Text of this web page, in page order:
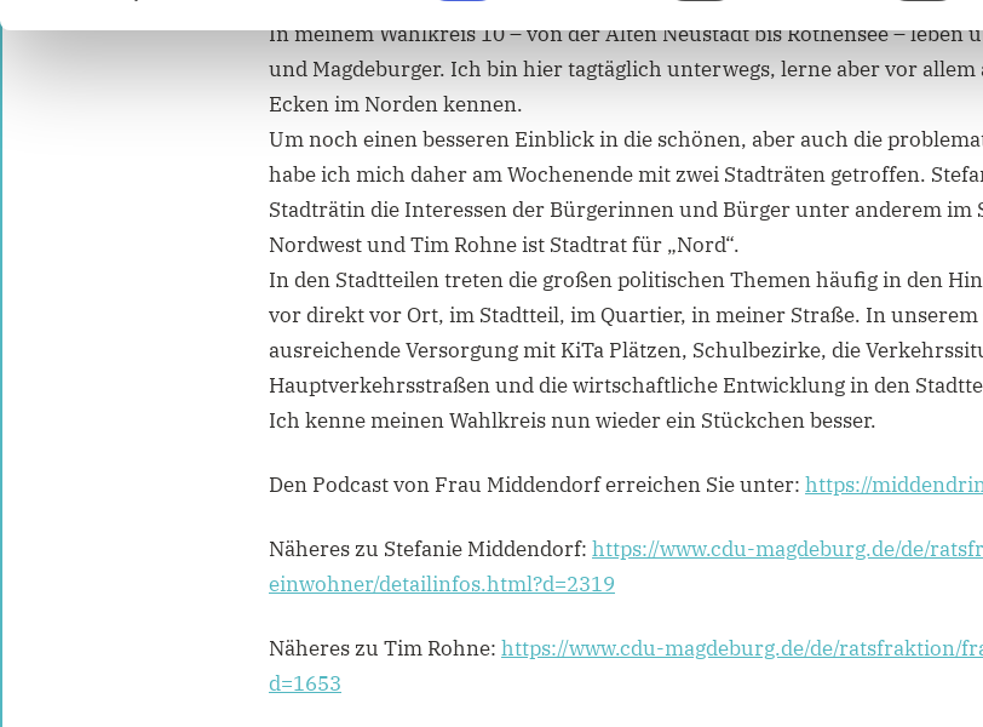
In meinem Wahlkreis 10 – von der Alten Neustadt bis Rothensee – leben
und Magdeburger. Ich bin hier tagtäglich unterwegs, lerne aber vor
Ecken im Norden kennen.
Um noch einen besseren Einblick in die schönen, aber auch die
habe ich mich daher am Wochenende mit zwei Stadträten getroffen.
Stadträtin die Interessen der Bürgerinnen und Bürger unter anderem im
Nordwest und Tim Rohne ist Stadtrat für „Nord“.
In den Stadtteilen treten die großen politischen Themen häufig in den
vor direkt vor Ort, im Stadtteil, im Quartier, in meiner Straße. In unserem
ausreichende Versorgung mit KiTa Plätzen, Schulbezirke, die
Hauptverkehrsstraßen und die wirtschaftliche Entwicklung in den
Ich kenne meinen Wahlkreis nun wieder ein Stückchen besser.
Den Podcast von Frau Middendorf erreichen Sie unter: https://
Näheres zu Stefanie Middendorf: https://www.cdu-magdeburg.de/de/
einwohner/detailinfos.html?d=2319
Näheres zu Tim Rohne: https://www.cdu-magdeburg.de/de/ratsfraktion/
d=1653